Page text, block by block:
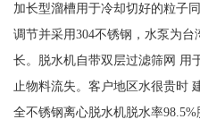
加长型溜槽用于冷却切好的粒子
调节并采用304不锈钢，水泵为
长。脱水机自带双层过滤筛网 用
止物料流失。客户地区水很贵时
全不锈钢离心脱水机脱水率